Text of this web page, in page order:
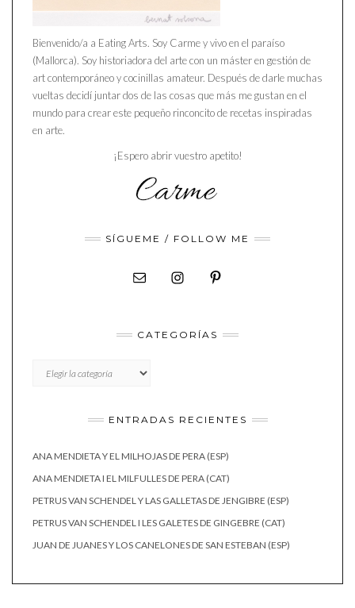
Bienvenido/a a Eating Arts. Soy Carme y vivo en el paraíso
(Mallorca). Soy historiadora del arte con un máster en gestión de
art contemporáneo y cocinillas amateur. Después de darle muchas
vueltas decidí juntar dos de las cosas que más me gustan en el
mundo para crear este pequeño rinconcito de recetas inspiradas
en arte.
¡Espero abrir vuestro apetito!
SÍGUEME / FOLLOW ME
CATEGORÍAS
ENTRADAS RECIENTES
ANA MENDIETA Y EL MILHOJAS DE PERA (ESP)
ANA MENDIETA I EL MILFULLES DE PERA (CAT)
PETRUS VAN SCHENDEL Y LAS GALLETAS DE JENGIBRE (ESP)
PETRUS VAN SCHENDEL I LES GALETES DE GINGEBRE (CAT)
JUAN DE JUANES Y LOS CANELONES DE SAN ESTEBAN (ESP)